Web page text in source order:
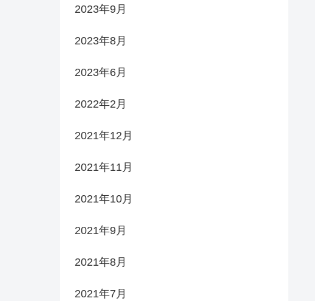
2023年9月
2023年8月
2023年6月
2022年2月
2021年12月
2021年11月
2021年10月
2021年9月
2021年8月
2021年7月